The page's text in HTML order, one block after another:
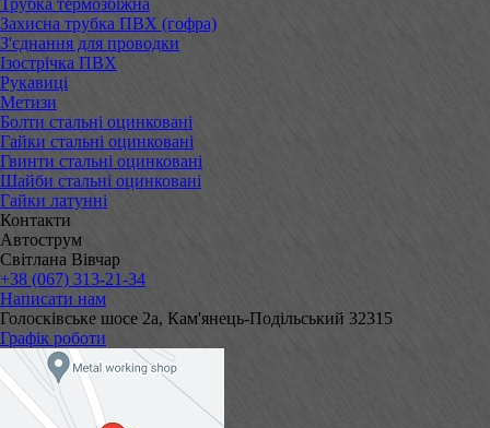
Захисна трубка ПВХ (гофра)
З'єднання для проводки
Ізострічка ПВХ
Рукавиці
Метизи
Болти стальні оцинковані
Гайки стальні оцинковані
Гвинти стальні оцинковані
Шайби стальні оцинковані
Гайки латунні
Контакти
Автострум
Світлана Вівчар
+38 (067) 313-21-34
Написати нам
Голосківське шосе 2а, Кам'янець-Подільський 32315
Графік роботи